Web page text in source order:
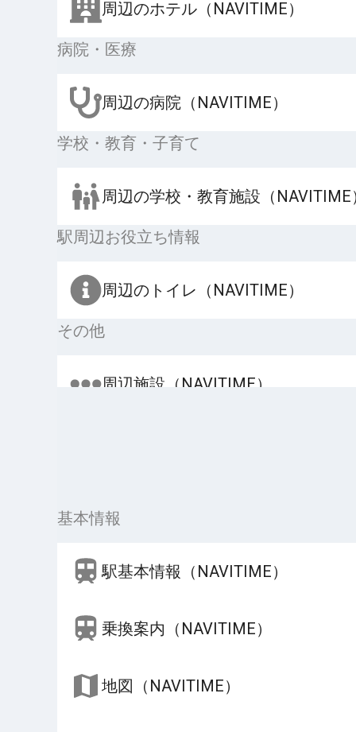
周辺のホテル（NAVITIME）
病院・医療
周辺の病院（NAVITIME）
学校・教育・子育て
周辺の学校・教育施設（NAVITIME
駅周辺お役立ち情報
周辺のトイレ（NAVITIME）
その他
周辺施設（NAVITIME）
基本情報
駅基本情報（NAVITIME）
乗換案内（NAVITIME）
地図（NAVITIME）